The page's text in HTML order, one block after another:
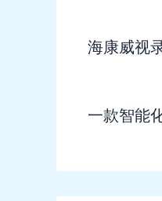
海康威视
一款智能